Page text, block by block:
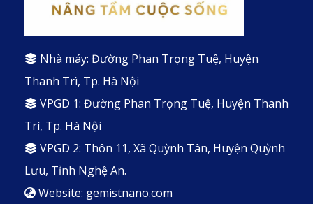
Nhà máy: Đường Phan Trọng Tuệ, Huyện
Thanh Trì, Tp. Hà Nội
VPGD 1: Đường Phan Trọng Tuệ, Huyện Thanh
Trì, Tp. Hà Nội
VPGD 2: Thôn 11, Xã Quỳnh Tân, Huyện Quỳnh
Lưu, Tỉnh Nghệ An.
Website: gemistnano.com